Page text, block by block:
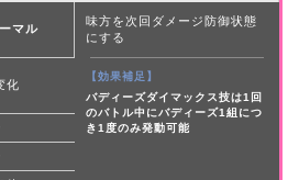
マル
味方を次回ダメージ防御状態
にする
【効果補足】
バディーズダイマックス技は1回
のバトル中にバディーズ1組につ
き1度のみ発動可能
化